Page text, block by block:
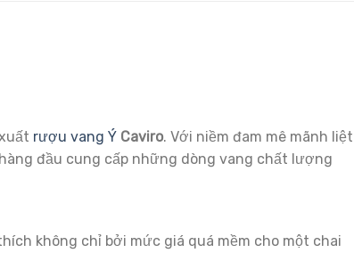
rượu vang Ý Caviro. Với niềm đam mê mãnh liệt
đầu cung cấp những dòng vang chất lượng
không chỉ bởi mức giá quá mềm cho một chai